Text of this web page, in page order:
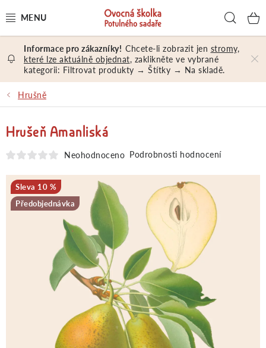
na
OVOCNÉ STROMY A KEŘE
NÁŘADÍ A MATERIÁL
EXKURZE
PRODEJNA
Jak nakupovat Prodejna
Hodnocení obchodu
Obchodní podmínky
Osobní údaje
Moje objednávka
Chcete-li zobrazit jen stromy,
které lze aktuálně objednat, zaklikněte ve vybrané
kategorii: Filtrovat produkty → Štítky → Na skladě.
Hrušně
Hrušeň Amanliská
Neohodnoceno Podrobnosti hodnocení
10 %
Předobjednávka